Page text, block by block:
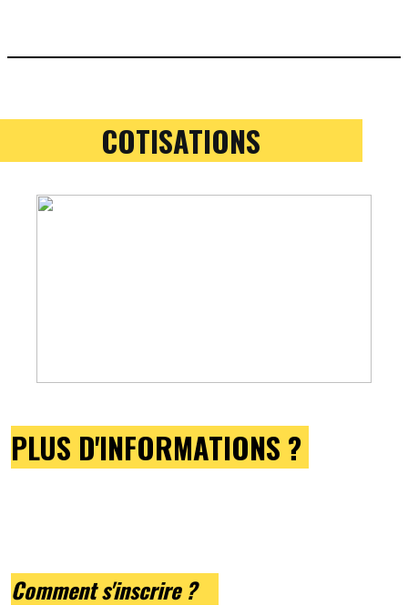
PLUS D'INFORMATIONS ?
Comment s'inscrire ?